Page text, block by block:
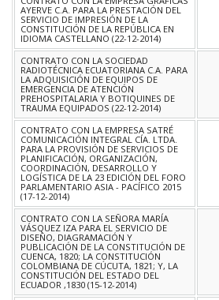
AYERVE C.A. PARA LA PRESTACIÓN DEL
SERVICIO DE IMPRESIÓN DE LA
CONSTITUCIÓN DE LA REPÚBLICA EN
IDIOMA CASTELLANO (22-12-2014)
CONTRATO CON LA SOCIEDAD
RADIOTÉCNICA ECUATORIANA C.A. PARA
LA ADQUISICIÓN DE EQUIPOS DE
EMERGENCIA DE ATENCIÓN
PREHOSPITALARIA Y BOTIQUINES DE
TRAUMA EQUIPADOS (22-12-2014)
CONTRATO CON LA EMPRESA SATRÉ
COMUNICACIÓN INTEGRAL CÍA. LTDA.
PARA LA PROVISIÓN DE SERVICIOS DE
PLANIFICACIÓN, ORGANIZACIÓN,
COORDINACIÓN, DESARROLLO Y
LOGÍSTICA DE LA 23 EDICIÓN DEL FORO
PARLAMENTARIO ASIA - PACÍFICO 2015
(17-12-2014)
CONTRATO CON LA SEÑORA MARÍA
VÁSQUEZ IZA PARA EL SERVICIO DE
DISEÑO, DIAGRAMACIÓN Y
PUBLICACIÓN DE LA CONSTITUCIÓN DE
CUENCA, 1820; LA CONSTITUCIÓN
COLOMBIANA DE CÚCUTA, 1821; Y, LA
CONSTITUCIÓN DEL ESTADO DEL
ECUADOR ,1830 (15-12-2014)